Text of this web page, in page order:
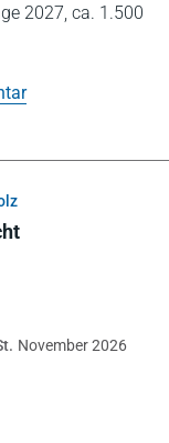
2027, ca. 1.500
November 2026